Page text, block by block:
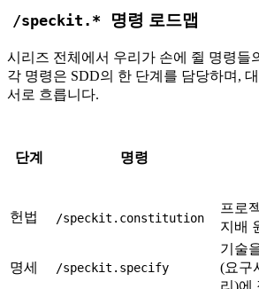
/speckit.* 명령 로드맵
시리즈 전체에서 우리가 손에 쥘 명령들
각 명령은 SDD의 한 단계를 담당하며,
서로 흐릅니다.
단계 명령
헌법 /speckit.constitution
프로
지배
명세 /speckit.specify
기술
(요구
리)에